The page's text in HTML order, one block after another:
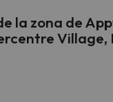
la zona de
Village,